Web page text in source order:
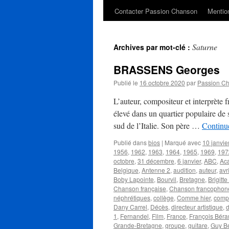
Contacter Passion Chanson
Archives par mot-clé : Saturne
BRASSENS Georges
Publié le 16 octobre 2020 par Passion
L’auteur, compositeur et
élevé dans un quartier populaire
sud de l’Italie. Son père …
Publié dansbios | Marqué avec 10 janvier
1956, 1962, 1963, 1964, 1965, 1969,
octobre, 31 décembre, 6 janvier, ABC,
Belgique, Antenne 2, audition, auteur,
Boby Lapointe, Bourvil, Bretagne,
Chanson française, Chanson
néphrétiques, collège, Comme hier,
Dany Carrel, Décès, directeur artistique,
1 , Fernandel, Film, France, François
Grande-Bretagne, groupe, guitare, Guy